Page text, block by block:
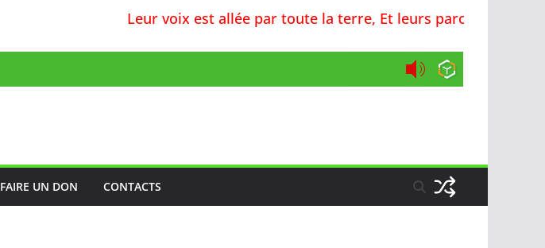
Leur voix est allée par toute la terre, Et leurs paroles jusqu'aux
FAIRE UN DON CONTACTS